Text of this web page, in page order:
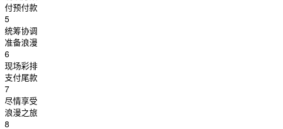
付预付款
5
统筹协调
准备浪漫
6
现场彩排
支付尾款
7
尽情享受
浪漫之旅
8